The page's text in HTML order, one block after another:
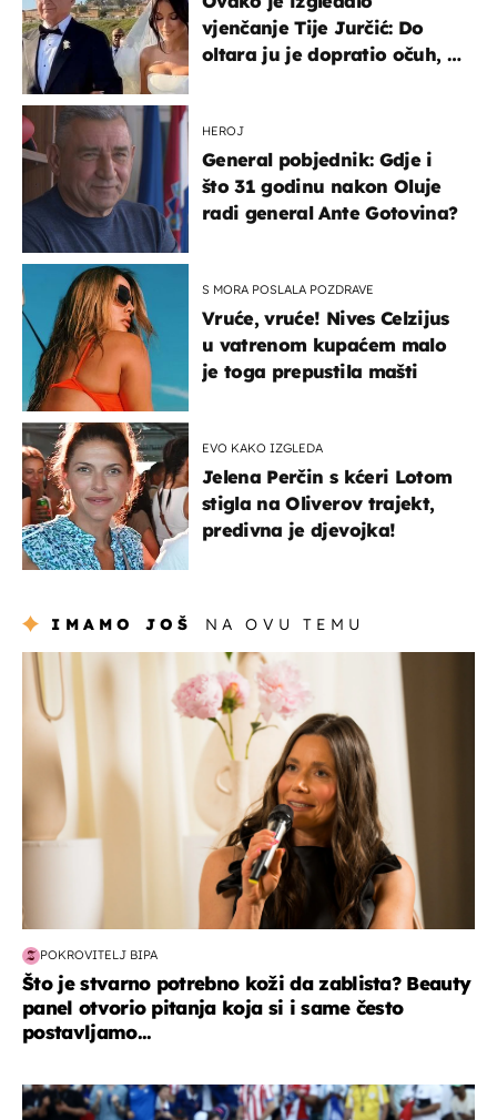
vjenčanje Tije Jurčić: Do
oltara ju je dopratio očuh, a
HEROJ
General pobjednik: Gdje i
što 31 godinu nakon Oluje
radi general Ante Gotovina?
S MORA POSLALA POZDRAVE
Vruće, vruće! Nives Celzijus
u vatrenom kupaćem malo
je toga prepustila mašti
EVO KAKO IZGLEDA
Jelena Perčin s kćeri Lotom
stigla na Oliverov trajekt,
predivna je djevojka!
IMAMO JOŠ NA OVU TEMU
moda & ljepota
POKROVITELJ BIPA
Što je stvarno potrebno koži da zablista? Beauty
panel otvorio pitanja koja si i same često
postavljamo...
svjetsko prvenstvo 2026